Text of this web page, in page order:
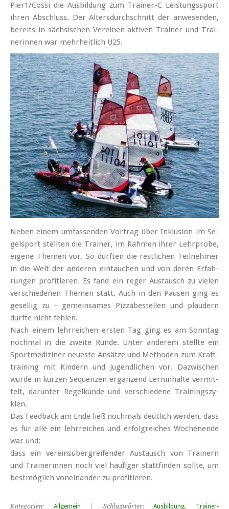
Pier1/Cossi die Aus­bil­dung zum Trai­ner-C Leis­tungs­sport
ih­ren Ab­schluss. Der Al­ters­durch­schnitt der an­we­sen­den,
be­reits in säch­si­schen Ver­ei­nen ak­ti­ven Trai­ner und Trai­
ne­rin­nen war mehr­heit­lich U25.
Ne­ben ei­nem um­fas­sen­den Vor­trag über In­klu­si­on im Se­
gel­sport stell­ten die Trai­ner, im Rah­men ih­rer Lehr­pro­be,
ei­ge­ne The­men vor. So durf­ten die rest­li­chen Teil­neh­mer
in die Welt der an­de­ren ein­tau­chen und von de­ren Er­fah­
run­gen pro­fi­tie­ren. Es fand ein re­ger Aus­tausch zu vie­len
ver­schie­de­nen The­men statt. Auch in den Pau­sen ging es
ge­sel­lig zu - ge­mein­sa­mes Piz­zabe­stel­len und plau­dern
durf­te nicht feh­len.
Nach ei­nem lehr­rei­chen ers­ten Tag ging es am Sonn­tag
noch­mal in die zwei­te Run­de. Un­ter an­de­rem stell­te ein
Sport­me­di­zi­ner neu­es­te An­sät­ze und Me­tho­den zum Kraft­
trai­ning mit Kin­dern und Ju­gend­li­chen vor. Da­zwi­schen
wur­de in kur­zen Se­quen­zen er­gän­zend Lern­in­hal­te ver­mit­
telt, dar­un­ter Re­gel­kun­de und ver­schie­de­ne Trai­nings­zy­
klen.
Das Feed­back am En­de ließ noch­mals deut­lich wer­den, dass
es für al­le ein lehr­rei­ches und er­folg­rei­ches Wo­chen­en­de
war und:
dass ein ver­eins­über­grei­fen­der Aus­tausch von Trai­nern
und Trai­ne­rin­nen noch viel häu­fi­ger statt­fin­den soll­te, um
best­mög­lich von­ein­an­der zu pro­fi­tie­ren.
Kategorien: Allgemein | Schlagwörter:Ausbildung, Trainer-